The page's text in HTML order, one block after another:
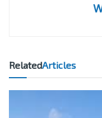
RelatedArticles